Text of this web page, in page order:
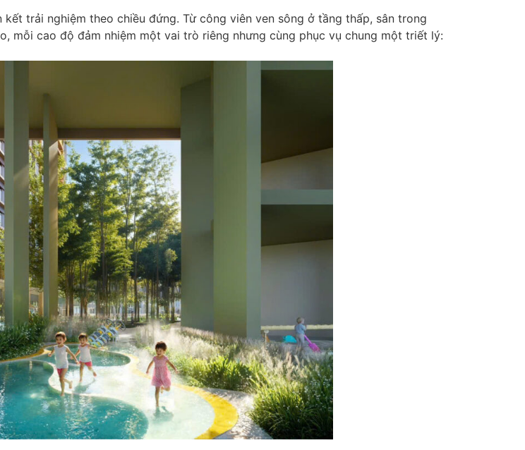
trải nghiệm theo chiều đứng. Từ công viên ven sông ở tầng thấp, sân trong
mỗi cao độ đảm nhiệm một vai trò riêng nhưng cùng phục vụ chung một triết lý: